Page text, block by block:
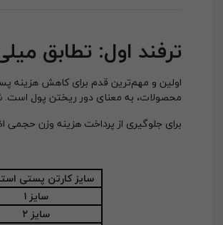
ترفند اول: تطابق
اولین و مهم‌ترین قدم برای کاهش هزینه
محصولات، به معنای دور ریختن پول است.
برای جلوگیری از پرداخت هزینه وزن حجمی
سایز کارتن پستی
سایز ۱
سایز ۲